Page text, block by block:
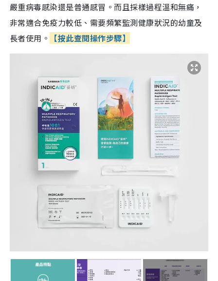
嚴重病毒感染還是普通感冒。而且採樣過程溫和無痛，
非常適合免疫力較低、需要頻繁監測健康狀況的幼童及
長者使用。
【按此查閱操作步驟】